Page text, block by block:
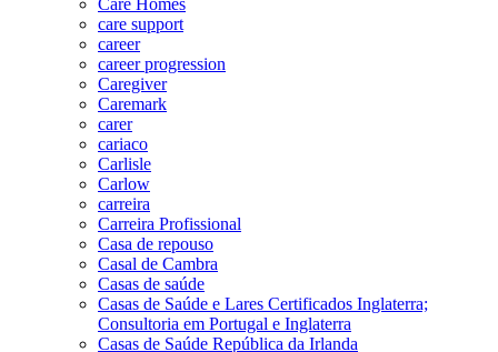
care support
career
career progression
Caregiver
Caremark
carer
cariaco
Carlisle
Carlow
carreira
Carreira Profissional
Casa de repouso
Casal de Cambra
Casas de saúde
Casas de Saúde e Lares Certificados Inglaterra;
Consultoria em Portugal e Inglaterra
Casas de Saúde República da Irlanda